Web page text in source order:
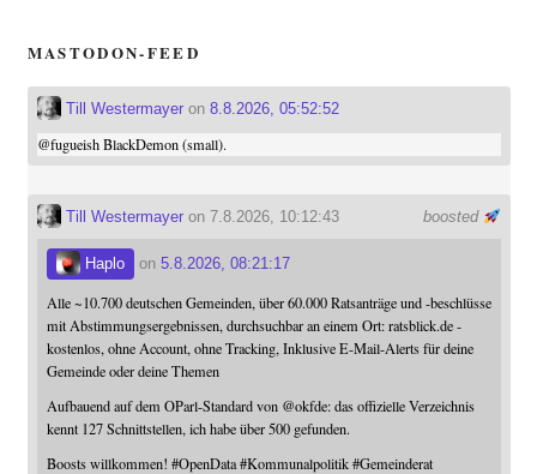
MASTODON-FEED
Till Westermayeron 8.8.2026, 05:52:52
@fugueishBlackDemon (small).
boosted
Till Westermayeron 7.8.2026, 10:12:43
Haplo on 5.8.2026, 08:21:17
Alle ~10.700 deutschen Gemeinden, über 60.000 Ratsanträge und -beschlüsse
mit Abstimmungsergebnissen, durchsuchbar an einem Ort: ratsblick.de -
kostenlos, ohne Account, ohne Tracking, Inklusive E-Mail-Alerts für deine
Gemeinde oder deine Themen
Aufbauend auf dem OParl-Standard von @okfde: das offizielle Verzeichnis
kennt 127 Schnittstellen, ich habe über 500 gefunden.
Boosts willkommen! #OpenData #Kommunalpolitik #Gemeinderat